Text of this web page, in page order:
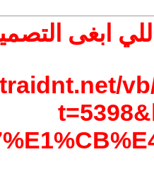
ابغى